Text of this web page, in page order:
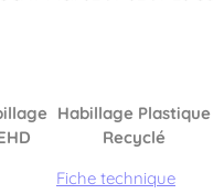
Habillage Plastique
Recyclé
Fiche technique